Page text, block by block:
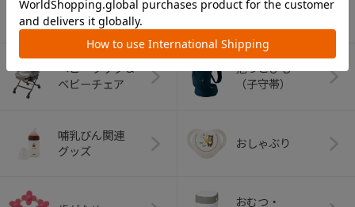
ベビーカー チャイルドシート
ベビーラック＆
ベビーチェア
抱っこひも
（子守帯）
哺乳びん関連
グッズ
おしゃぶり
おむつ・